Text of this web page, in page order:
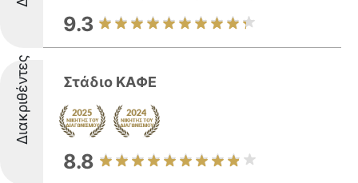
9.3
Διακριθέντες Στάδιο ΚΑΦΕ
8.8